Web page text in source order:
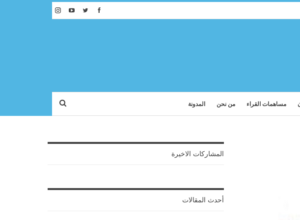
مساهمات القراء من نحن المدونة
المشاركات الاخيرة
أحدث المقالات